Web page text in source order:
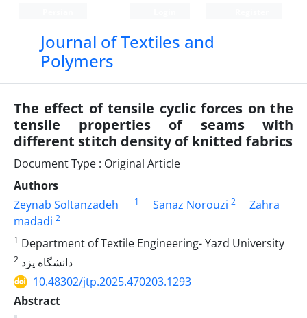
Journal of Textiles and
Polymers
The effect of tensile cyclic forces on the
tensile properties of seams with
different stitch density of knitted fabrics
Document Type : Original Article
Authors
Zeynab Soltanzadeh
1 Sanaz Norouzi 2
Zahra
madadi 2
1 Department of Textile Engineering- Yazd University
2 دانشگاه یزد
10.48302/jtp.2025.470203.1293
Abstract